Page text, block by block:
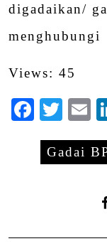
digadaikan/
menghubungi
Views: 45
Gadai